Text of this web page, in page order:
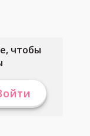
чтобы